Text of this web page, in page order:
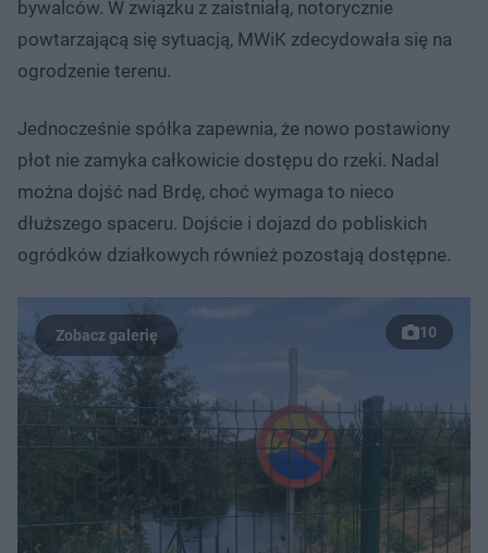
bywalców. W związku z zaistniałą, notorycznie
powtarzającą się sytuacją, MWiK zdecydowała się na
ogrodzenie terenu.
Jednocześnie spółka zapewnia, że nowo postawiony
płot nie zamyka całkowicie dostępu do rzeki. Nadal
można dojść nad Brdę, choć wymaga to nieco
dłuższego spaceru. Dojście i dojazd do pobliskich
ogródków działkowych również pozostają dostępne.
10